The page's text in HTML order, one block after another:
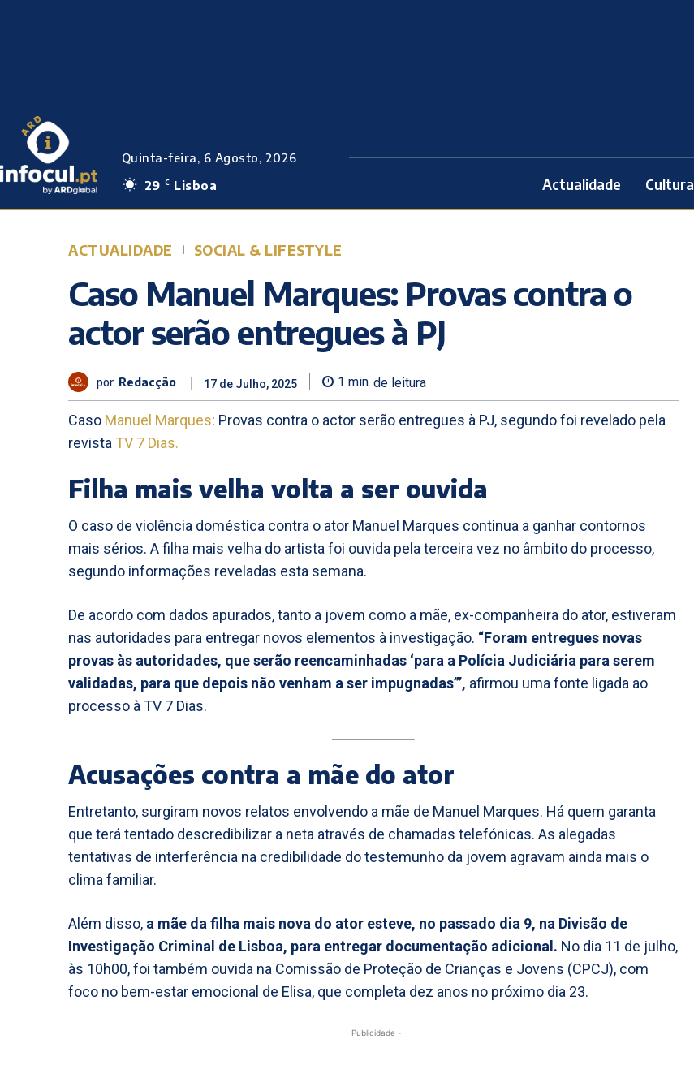
Quinta-feira, 6 Agosto, 2026
29 C Lisboa Actualidade Cultura
ACTUALIDADE SOCIAL & LIFESTYLE
Caso Manuel Marques: Provas contra o
actor serão entregues à PJ
por Redacção 17 de Julho, 2025 1 min. de leitura
Caso Manuel Marques: Provas contra o actor serão entregues à PJ, segundo foi revelado pela
revista TV 7 Dias.
Filha mais velha volta a ser ouvida
O caso de violência doméstica contra o ator Manuel Marques continua a ganhar contornos
mais sérios. A filha mais velha do artista foi ouvida pela terceira vez no âmbito do processo,
segundo informações reveladas esta semana.
De acordo com dados apurados, tanto a jovem como a mãe, ex-companheira do ator, estiveram
nas autoridades para entregar novos elementos à investigação. “Foram entregues novas
provas às autoridades, que serão reencaminhadas ‘para a Polícia Judiciária para serem
validadas, para que depois não venham a ser impugnadas’”, afirmou uma fonte ligada ao
processo à TV 7 Dias.
Acusações contra a mãe do ator
Entretanto, surgiram novos relatos envolvendo a mãe de Manuel Marques. Há quem garanta
que terá tentado descredibilizar a neta através de chamadas telefónicas. As alegadas
tentativas de interferência na credibilidade do testemunho da jovem agravam ainda mais o
clima familiar.
Além disso, a mãe da filha mais nova do ator esteve, no passado dia 9, na Divisão de
Investigação Criminal de Lisboa, para entregar documentação adicional. No dia 11 de julho,
às 10h00, foi também ouvida na Comissão de Proteção de Crianças e Jovens (CPCJ), com
foco no bem-estar emocional de Elisa, que completa dez anos no próximo dia 23.
- Publicidade -